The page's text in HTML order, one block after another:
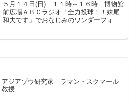
５月１４日(日) １１時～１６時 博物館
前広場ＡＢＣラジオ「全力投球！！妹尾
和夫です」でおなじみのワンダーフォー
アジアゾウ研究家 ラマン・スクマール
教授